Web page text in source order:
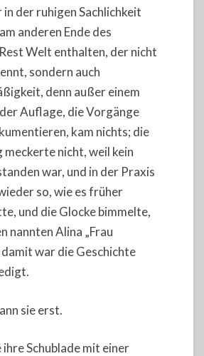
der ruhigen Sachlichkeit
anderen Ende des
Welt enthalten, der nicht
sondern auch
denn außer einem
Auflage, die Vorgänge
kam nichts; die
meckerte nicht, weil kein
war, und in der Praxis
so, wie es früher
und die Glocke bimmelte,
nannten Alina „Frau
war die Geschichte
sie erst.
Schublade mit einer